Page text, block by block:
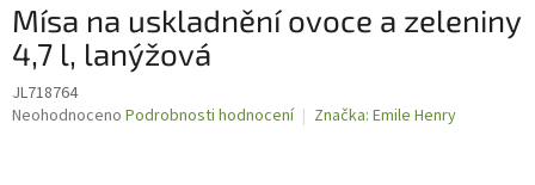
Mísa na uskladnění ovoce a zeleniny
4,7 l, lanýžová
JL718764
Průměrné
Neohodnoceno Podrobnosti hodnocení Značka: Emile Henry